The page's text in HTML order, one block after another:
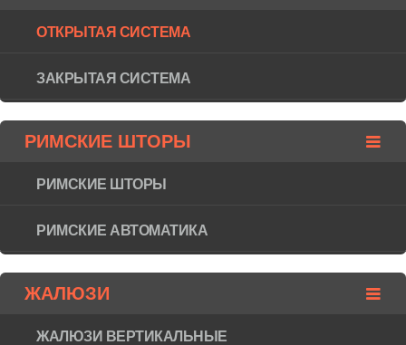
ОТКРЫТАЯ СИСТЕМА
ЗАКРЫТАЯ СИСТЕМА
РИМСКИЕ ШТОРЫ
РИМСКИЕ ШТОРЫ
РИМСКИЕ АВТОМАТИКА
ЖАЛЮЗИ
ЖАЛЮЗИ ВЕРТИКАЛЬНЫЕ